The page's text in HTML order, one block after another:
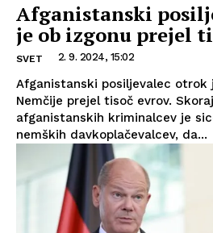
Afganistanski
je ob izgonu prejel
SVET 2. 9. 2024, 15:02
Afganistanski posiljevalec otrok
Nemčije prejel tisoč evrov.
afganistanskih kriminalcev je
nemških davkoplačevalcev, da...